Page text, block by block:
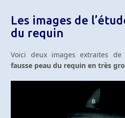
Les images de
du requin
Voici deux images extraites
fausse peau du requin en très